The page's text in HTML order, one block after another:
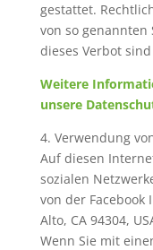
gestattet.
von so genannten
dieses Verbot
Weitere
unsere
4. Verwendung
Auf diesen
sozialen
von der Facebook
Alto, CA 94304,
Wenn Sie mit